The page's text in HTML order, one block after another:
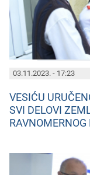
03.11.2023. - 17:23
VESIĆU
SVI DELOVI